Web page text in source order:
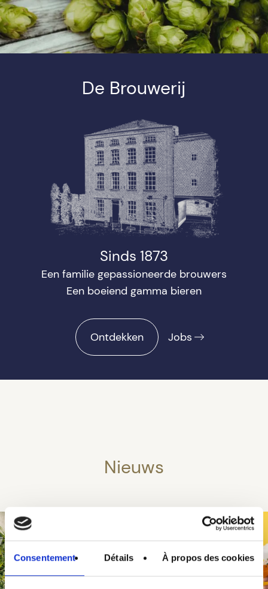
Consentement Détails À propos des cookies
De Brouwerij
Sinds 1873
Een familie gepassioneerde brouwers
Een boeiend gamma bieren
Ontdekken Jobs
Nieuws